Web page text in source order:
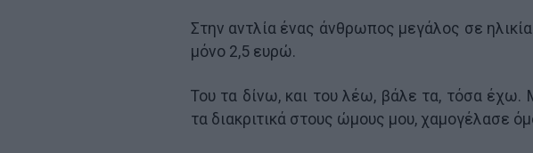
Στην αντλία ένας άνθρωπος μεγάλος σε
μόνο 2,5 ευρώ.
Του τα δίνω, και του λέω, βάλε τα, τόσα έχω.
τα διακριτικά στους ώμους μου, χαμογέλασε